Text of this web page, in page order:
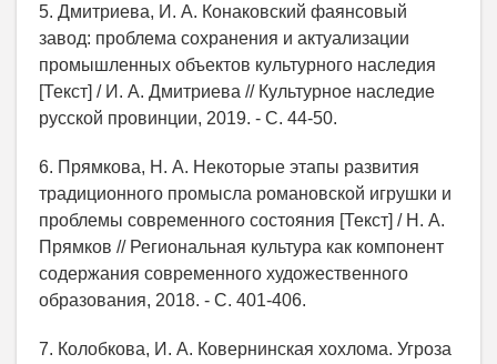
5. Дмитриева, И. А. Конаковский фаянсовый
завод: проблема сохранения и актуализации
промышленных объектов культурного наследия
[Текст] / И. А. Дмитриева // Культурное наследие
русской провинции, 2019. - С. 44-50.
6. Прямкова, Н. А. Некоторые этапы развития
традиционного промысла романовской игрушки и
проблемы современного состояния [Текст] / Н. А.
Прямков // Региональная культура как компонент
содержания современного художественного
образования, 2018. - С. 401-406.
7. Колобкова, И. А. Ковернинская хохлома. Угроза